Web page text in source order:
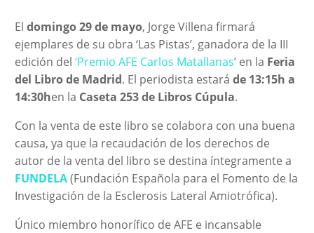
El domingo 29 de mayo, Jorge Villena firmará
ejemplares de su obra ‘Las Pistas’, ganadora de la III
edición del ‘Premio AFE Carlos Matallanas’ en la Feria
del Libro de Madrid. El periodista estará de 13:15h a
14:30hen la Caseta 253 de Libros Cúpula.
Con la venta de este libro se colabora con una buena
causa, ya que la recaudación de los derechos de
autor de la venta del libro se destina íntegramente a
FUNDELA(Fundación Española para el Fomento de la
Investigación de la Esclerosis Lateral Amiotrófica).
Único miembro honorífico de AFE e incansable